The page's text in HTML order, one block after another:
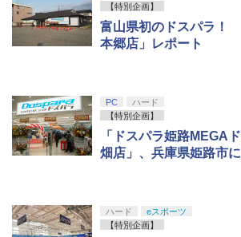
5
【Amazon.co.jp限定
第三章 蛇神 (オリジ
巾着＋メーカー特典:
剣、十翼より来たる
￥8,800
【特別企画】
富山県初のドスパラ！
本郷店」レポート
PC
ハード
【特別企画】
「ドスパラ姫路MEGA
畑店」、兵庫県姫路市
ハード
eスポーツ
【特別企画】